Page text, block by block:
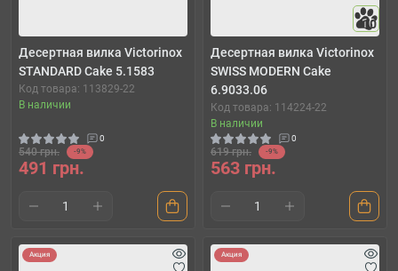
Десертная вилка Victorinox
STANDARD Cake 5.1583
Код товара: 113829-22
В наличии
0
540 грн. -9%
491 грн.
10
Десертная вилка Victorinox
SWISS MODERN Cake
6.9033.06
Код товара: 114224-22
В наличии
0
619 грн. -9%
563 грн.
Акция Акция